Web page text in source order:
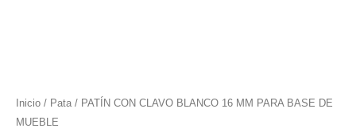
Inicio / Pata / PATÍN CON CLAVO BLANCO 16 MM PARA BASE DE
MUEBLE